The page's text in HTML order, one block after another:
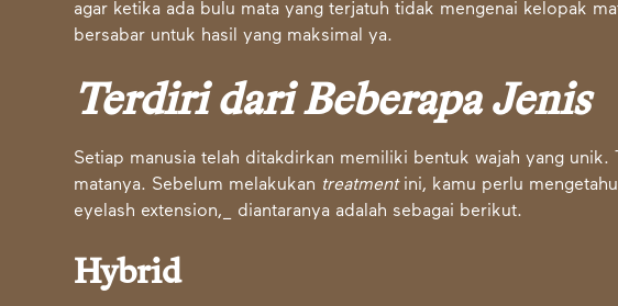
agar ketika ada bulu mata yang terjatuh tidak mengenai kelopak
bersabar untuk hasil yang maksimal ya.
Terdiri dari Beberapa Jenis
Setiap manusia telah ditakdirkan memiliki bentuk wajah yang unik.
matanya. Sebelum melakukan treatmentini, kamu perlu
eyelash extension,_ diantaranya adalah sebagai berikut.
Hybrid